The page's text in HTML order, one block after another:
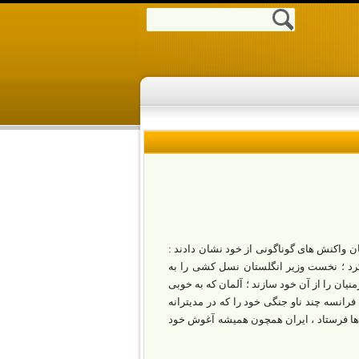
واکنش های گوناگونی از خود نشان دادند :
؛ نخست وزیر انگلستان نسل کشی را به
را از آن خود سازند ؛ آلمان که به خوبی
چند ناو جنگی خود را که در مدیترانه
ها فرستاد ، ایران همچون همیشه آغوش خود